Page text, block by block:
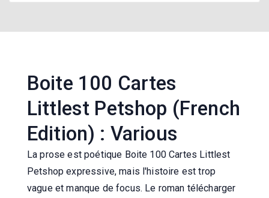
Boite 100 Cartes
Littlest Petshop (French
Edition) : Various
La prose est poétique Boite 100 Cartes Littlest
Petshop expressive, mais l'histoire est trop
vague et manque de focus. Le roman télécharger